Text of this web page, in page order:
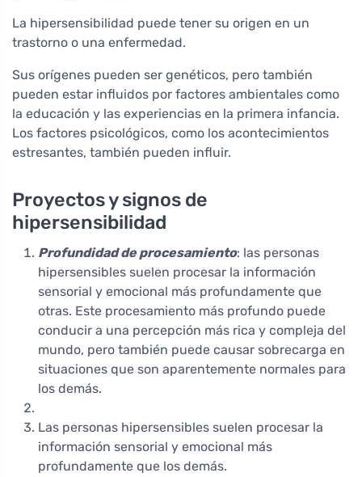
La hipersensibilidad puede tener su origen en un
trastorno o una enfermedad.
Sus orígenes pueden ser genéticos, pero también
pueden estar influidos por factores ambientales como
la educación y las experiencias en la primera infancia.
Los factores psicológicos, como los acontecimientos
estresantes, también pueden influir.
Proyectos y signos de
hipersensibilidad
Profundidad de procesamiento: las personas
hipersensibles suelen procesar la información
sensorial y emocional más profundamente que
otras. Este procesamiento más profundo puede
conducir a una percepción más rica y compleja del
mundo, pero también puede causar sobrecarga en
situaciones que son aparentemente normales para
los demás.
Las personas hipersensibles suelen procesar la
información sensorial y emocional más
profundamente que los demás.